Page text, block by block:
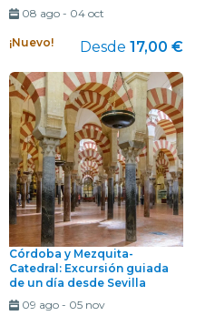
08 ago- 04 oct
¡Nuevo! Desde 17,00 €
Córdoba y Mezquita-
Catedral: Excursión guiada
de un día desde Sevilla
09 ago- 05 nov